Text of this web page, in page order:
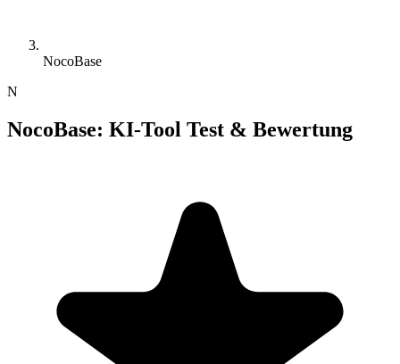
NocoBase
N
NocoBase: KI-Tool Test & Bewertung